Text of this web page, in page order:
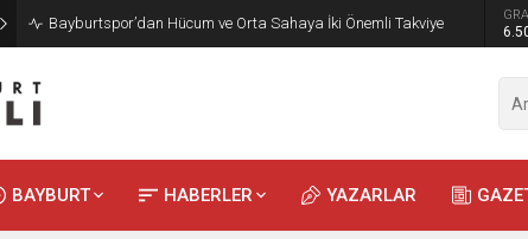
Bayburt’ta Minik Öğrencilere Jandarma Mesleği TanıtıldıGRAM ALTIN
6.505,41
BAYBURT HABERLER YAZARLAR